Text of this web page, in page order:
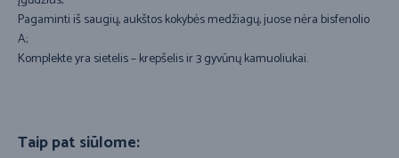
Pagaminti iš saugių, aukštos kokybės medžiagų, juose nėra bisfenolio
A;
Komplekte yra sietelis – krepšelis ir 3 gyvūnų kamuoliukai.
Taip pat siūlome: